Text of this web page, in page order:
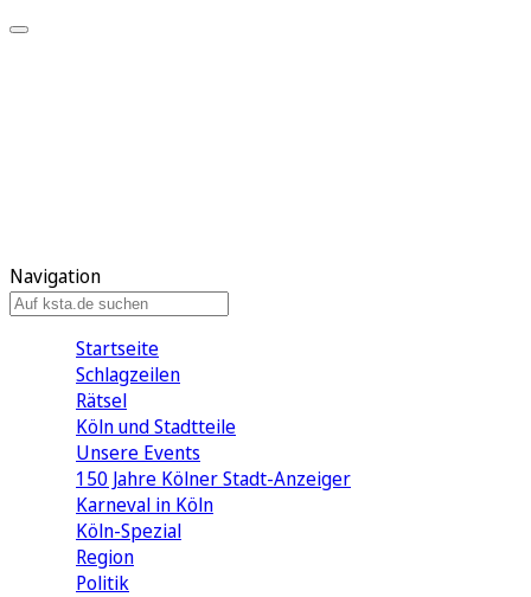
Navigation
Startseite
Schlagzeilen
Rätsel
Köln und Stadtteile
Unsere Events
150 Jahre Kölner Stadt-Anzeiger
Karneval in Köln
Köln-Spezial
Region
Politik